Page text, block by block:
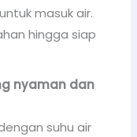
masuk air.
hingga siap
nyaman dan
suhu air